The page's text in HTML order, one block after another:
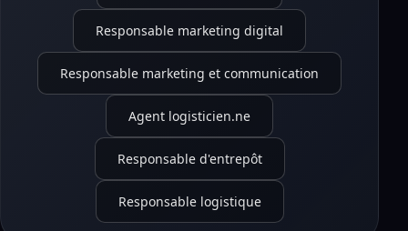
Responsable marketing digital
Responsable marketing et communication
Agent logisticien.ne
Responsable d'entrepôt
Responsable logistique